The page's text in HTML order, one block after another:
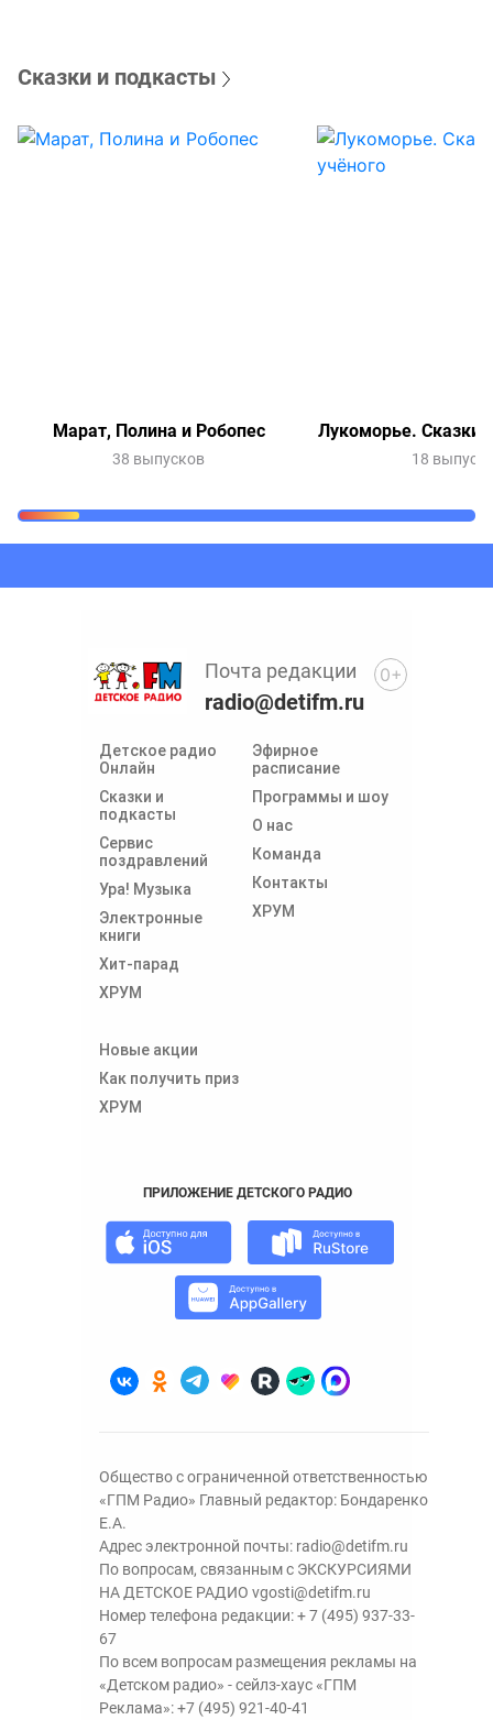
Сказки и подкасты
Марат, Полина и Робопес
38 выпусков
Лукоморье. Сказки
18
Детское радио
Онлайн
Сказки и
подкасты
Сервис
поздравлений
Ура! Музыка
Электронные
книги
Хит-парад
ХРУМ
Эфирное
расписание
Программы и шоу
О нас
Команда
Контакты
ХРУМ
Новые акции
Как получить приз
ХРУМ
Почта редакции
radio@detifm.ru
ПРИЛОЖЕНИЕ ДЕТСКОГО РАДИО
0+
Общество с ограниченной ответственностью
«ГПМ Радио» Главный редактор: Бондаренко
Е.А.
Адрес электронной почты: radio@detifm.ru
По вопросам, связанным с ЭКСКУРСИЯМИ
НА ДЕТСКОЕ РАДИО vgosti@detifm.ru
Номер телефона редакции:+ 7 (495) 937-33-
67
По всем вопросам размещения рекламы на
«Детском радио» - сейлз-хаус «ГПМ
Реклама»:+7 (495) 921-40-41